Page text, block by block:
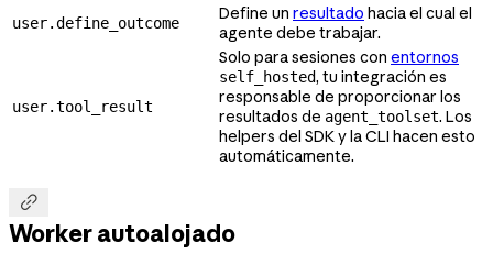
user.define_outcome Define un resultado hacia el cual el
agente debe trabajar.
user.tool_result
Solo para sesiones con entornos
self_hosted, tu integración es
responsable de proporcionar los
resultados de agent_toolset. Los
helpers del SDK y la CLI hacen esto
automáticamente.

Worker autoalojado